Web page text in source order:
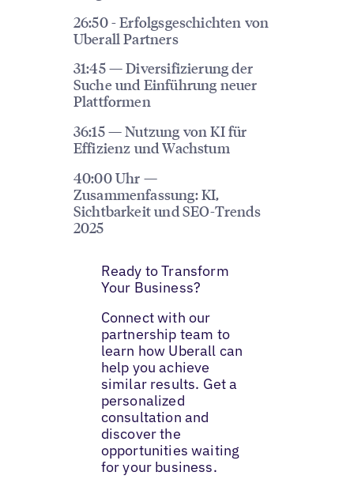
26:50 - Erfolgsgeschichten von
Uberall Partners
31:45 — Diversifizierung der
Suche und Einführung neuer
Plattformen
36:15 — Nutzung von KI für
Effizienz und Wachstum
40:00 Uhr —
Zusammenfassung: KI,
Sichtbarkeit und SEO-Trends
2025
Ready to Transform
Your Business?
Connect with our
partnership team to
learn how Uberall can
help you achieve
similar results. Get a
personalized
consultation and
discover the
opportunities waiting
for your business.